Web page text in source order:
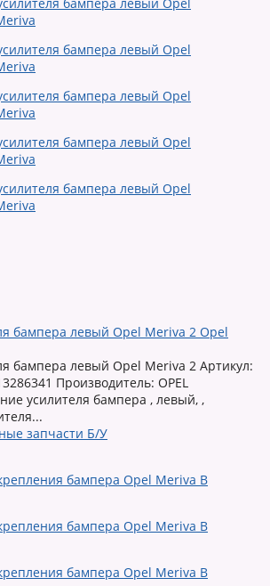
бампера левый Opel Meriva 2 Opel
бампера левый Opel Meriva 2 Артикул:
Производитель: OPEL
усилителя бампера , левый, ,
запчасти Б/У